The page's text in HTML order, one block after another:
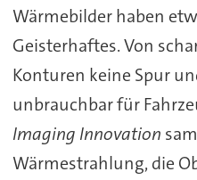
Wärmebilder haben
Geisterhaftes. Von
Konturen keine Spur
unbrauchbar für
Imaging Innovation
Wärmestrahlung, die